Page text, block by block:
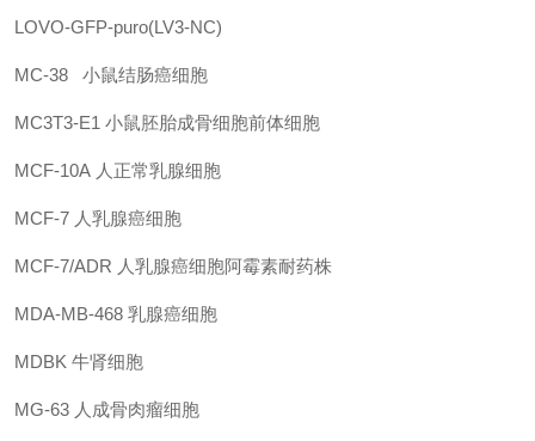
LOVO-GFP-puro(LV3-NC)
MC-38 小鼠结肠癌细胞
MC3T3-E1 小鼠胚胎成骨细胞前体细胞
MCF-10A 人正常乳腺细胞
MCF-7 人乳腺癌细胞
MCF-7/ADR 人乳腺癌细胞阿霉素耐药株
MDA-MB-468 乳腺癌细胞
MDBK 牛肾细胞
MG-63 人成骨肉瘤细胞